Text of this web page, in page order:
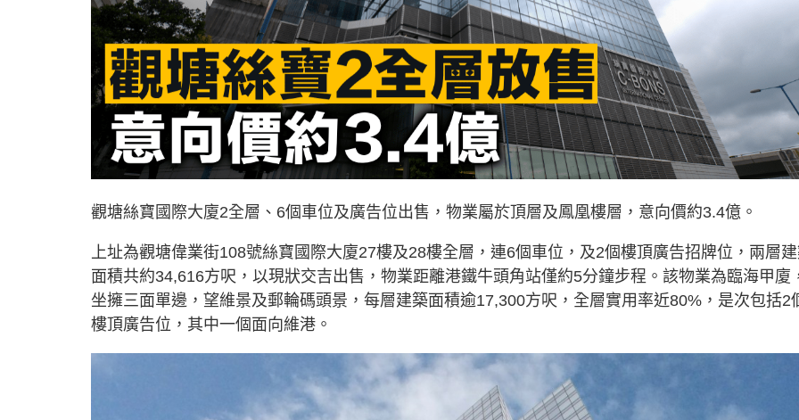
觀塘絲寶國際大廈2全層、6個車位及廣告位出售，物業屬於頂層及鳳凰樓層，意向價約3.4億。
上址為觀塘偉業街108號絲寶國際大廈27樓及28樓全層，連6個車位，及2個樓頂廣告招牌位，兩層
面積共約34,616方呎，以現狀交吉出售，物業距離港鐵牛頭角站僅約5分鐘步程。該物業為臨海甲廈
坐擁三面單邊，望維景及郵輪碼頭景，每層建築面積逾17,300方呎，全層實用率近80%，是次包括2
樓頂廣告位，其中一個面向維港。